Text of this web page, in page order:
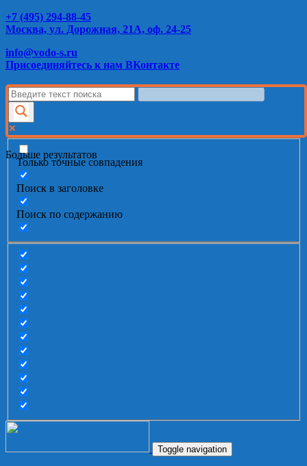
+7 (495) 294-88-45
Москва, ул. Дорожная, 21А, оф. 24-25
info@vodo-s.ru
Присоединяйтесь к нам ВКонтакте
Больше результатов
Только точные совпадения
Поиск в заголовке
Поиск по содержанию
Toggle navigation